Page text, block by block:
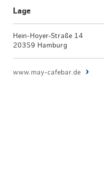
Lage
Hein-Hoyer-Straße 14
20359 Hamburg
www.may-cafebar.de